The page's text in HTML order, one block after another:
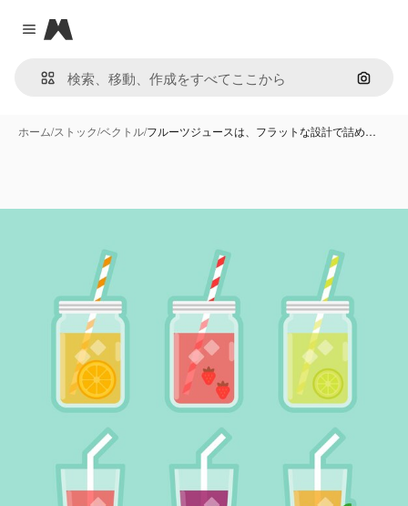
Close menu
Magnific
画像で
ホーム/ストック/ベクトル/フルーツジュースは、フラットな設計で詰め…